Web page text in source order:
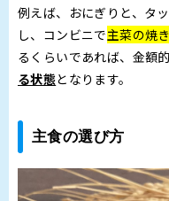
例えば、おにぎりと、タ
し、コンビニで主菜の焼
るくらいであれば、金額
る状態となります。
主食の選び方